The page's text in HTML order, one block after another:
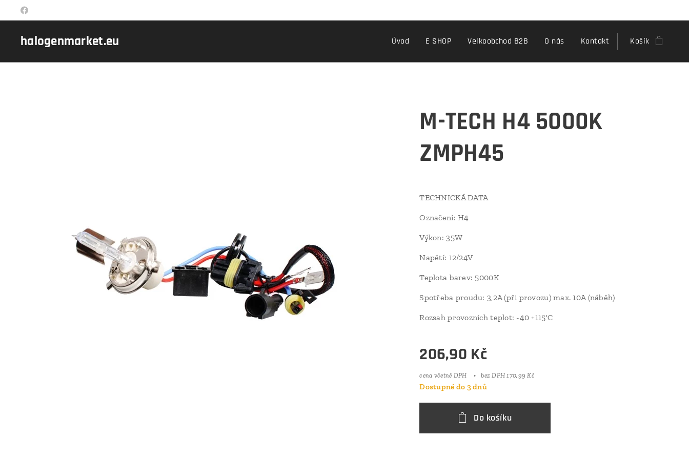
halogenmarket.eu Úvod E SHOP Velkoobchod B2B O nás Kontakt Košík
M-TECH H4 5000K
ZMPH45
TECHNICKÁ DATA
Označení: H4
Výkon: 35W
Napětí: 12/24V
Teplota barev: 5000K
Spotřeba proudu: 3,2A (při provozu) max. 10A (náběh)
Rozsah provozních teplot: -40 +115'C
206,90 Kč
cena včetně DPH bez DPH 170,99 Kč
Dostupné do 3 dnů
Do košíku